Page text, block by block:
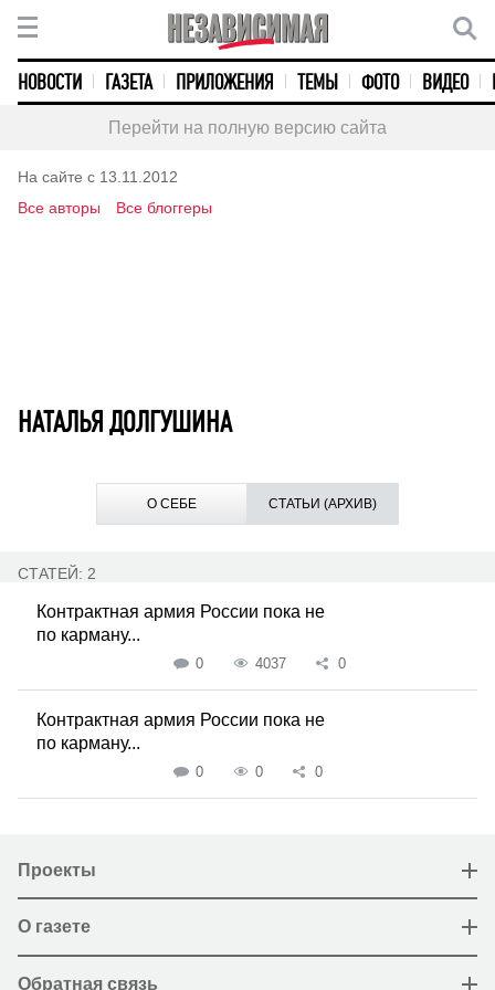
НОВОСТИ ГАЗЕТА ПРИЛОЖЕНИЯ ТЕМЫ ФОТО ВИДЕО
Перейти на полную версию сайта
На сайте с 13.11.2012
Все авторы
Все блоггеры
НАТАЛЬЯ ДОЛГУШИНА
О СЕБЕ СТАТЬИ (АРХИВ)
СТАТЕЙ: 2
Контрактная армия России пока не
по карману...
0 4037 0
Контрактная армия России пока не
по карману...
0 0 0
Проекты
О газете
Обратная связь